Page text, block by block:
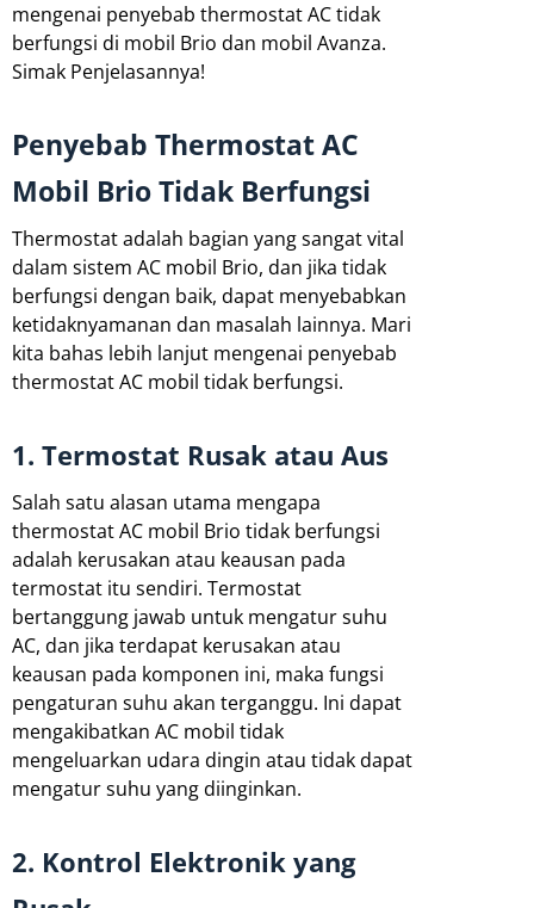
mengenai penyebab thermostat AC tidak
berfungsi di mobil Brio dan mobil Avanza.
Simak Penjelasannya!
Penyebab Thermostat AC
Mobil Brio Tidak Berfungsi
Thermostat adalah bagian yang sangat vital
dalam sistem AC mobil Brio, dan jika tidak
berfungsi dengan baik, dapat menyebabkan
ketidaknyamanan dan masalah lainnya. Mari
kita bahas lebih lanjut mengenai penyebab
thermostat AC mobil tidak berfungsi.
1. Termostat Rusak atau Aus
Salah satu alasan utama mengapa
thermostat AC mobil Brio tidak berfungsi
adalah kerusakan atau keausan pada
termostat itu sendiri. Termostat
bertanggung jawab untuk mengatur suhu
AC, dan jika terdapat kerusakan atau
keausan pada komponen ini, maka fungsi
pengaturan suhu akan terganggu. Ini dapat
mengakibatkan AC mobil tidak
mengeluarkan udara dingin atau tidak dapat
mengatur suhu yang diinginkan.
2. Kontrol Elektronik yang